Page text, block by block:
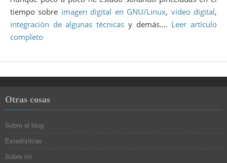
tiempo sobre imagen digital en GNU/Linux, vídeo digital,
integración de algunas técnicas y demás.… Leer artículo
completo
Otras cosas
Sobre el blog
Estadísticas
Sobre mí